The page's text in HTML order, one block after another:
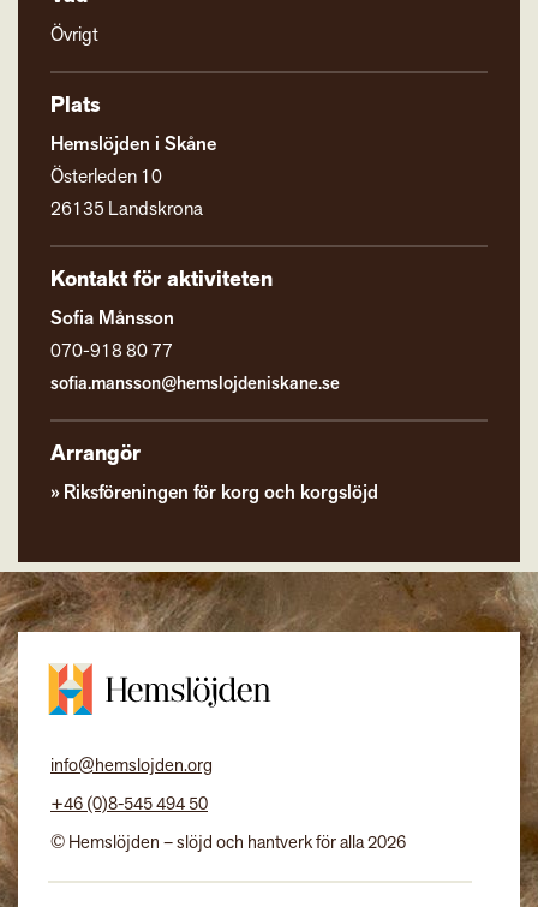
Övrigt
Plats
Hemslöjden i Skåne
Österleden 10
26135 Landskrona
Kontakt för aktiviteten
Sofia Månsson
070-918 80 77
sofia.mansson@hemslojdeniskane.se
Arrangör
Riksföreningen för korg och korgslöjd
info@hemslojden.org
+46 (0)8-545 494 50
© Hemslöjden – slöjd och hantverk för alla 2026